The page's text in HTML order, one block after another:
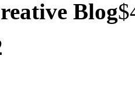
Blog